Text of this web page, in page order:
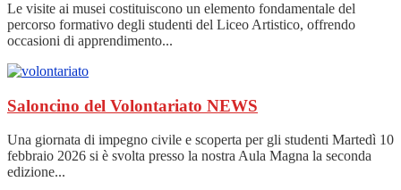
Le visite ai musei costituiscono un elemento fondamentale del
percorso formativo degli studenti del Liceo Artistico, offrendo
occasioni di apprendimento...
Saloncino del Volontariato NEWS
Una giornata di impegno civile e scoperta per gli studenti Martedì 10
febbraio 2026 si è svolta presso la nostra Aula Magna la seconda
edizione...